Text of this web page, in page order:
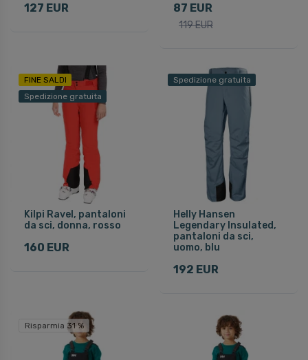
127 EUR 87 EUR
119 EUR
FINE SALDI
Spedizione gratuita
Kilpi Ravel, pantaloni
da sci, donna, rosso
160 EUR
Spedizione gratuita
Helly Hansen
Legendary Insulated,
pantaloni da sci,
uomo, blu
192 EUR
Risparmia 31 %